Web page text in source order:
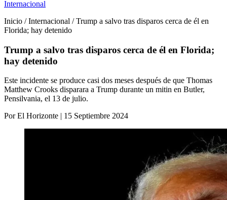
Internacional
Inicio / Internacional / Trump a salvo tras disparos cerca de él en
Florida; hay detenido
Trump a salvo tras disparos cerca de él en Florida;
hay detenido
Este incidente se produce casi dos meses después de que Thomas
Matthew Crooks disparara a Trump durante un mitin en Butler,
Pensilvania, el 13 de julio.
Por El Horizonte | 15 Septiembre 2024